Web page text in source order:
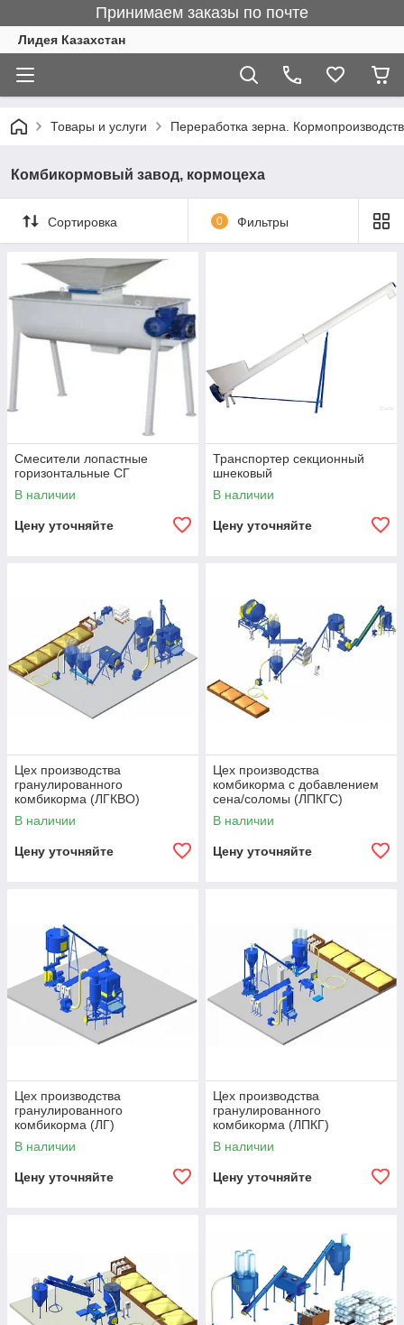
Принимаем заказы по почте
Лидея Казахстан
Товары и услуги Переработка зерна.
Комбикормовый завод, кормоцеха
Сортировка 0 Фильтры
Смесители лопастные
горизонтальные СГ
В наличии
Цену уточняйте
Транспортер секционный
шнековый
В наличии
Цену уточняйте
Цех производства
гранулированного
комбикорма (ЛГКВО)
В наличии
Цену уточняйте
Цех производства
комбикорма с добавлением
сена/соломы (ЛПКГС)
В наличии
Цену уточняйте
Цех производства
гранулированного
комбикорма (ЛГ)
В наличии
Цену уточняйте
Цех производства
гранулированного
комбикорма (ЛПКГ)
В наличии
Цену уточняйте